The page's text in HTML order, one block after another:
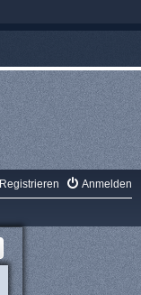
Anmelden
Registrieren
Erweiterte Suche